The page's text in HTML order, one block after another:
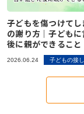
子どもを傷つけてし
の謝り方｜子ども
後に親ができること
2026.06.24 子どもの接